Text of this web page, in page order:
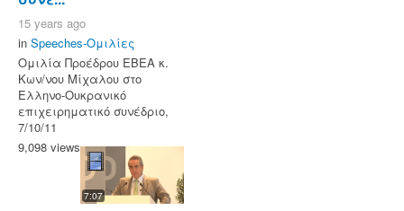
15 years ago
in Speeches-Ομιλίες
Ομιλία Προέδρου ΕΒΕΑ κ.
Κων/νου Μίχαλου στο
Ελληνο-Ουκρανικό
επιχειρηματικό συνέδριο,
7/10/11
9,098 views
7:07